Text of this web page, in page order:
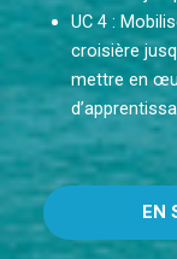
UC 4 :
croisière
mettre en
EN